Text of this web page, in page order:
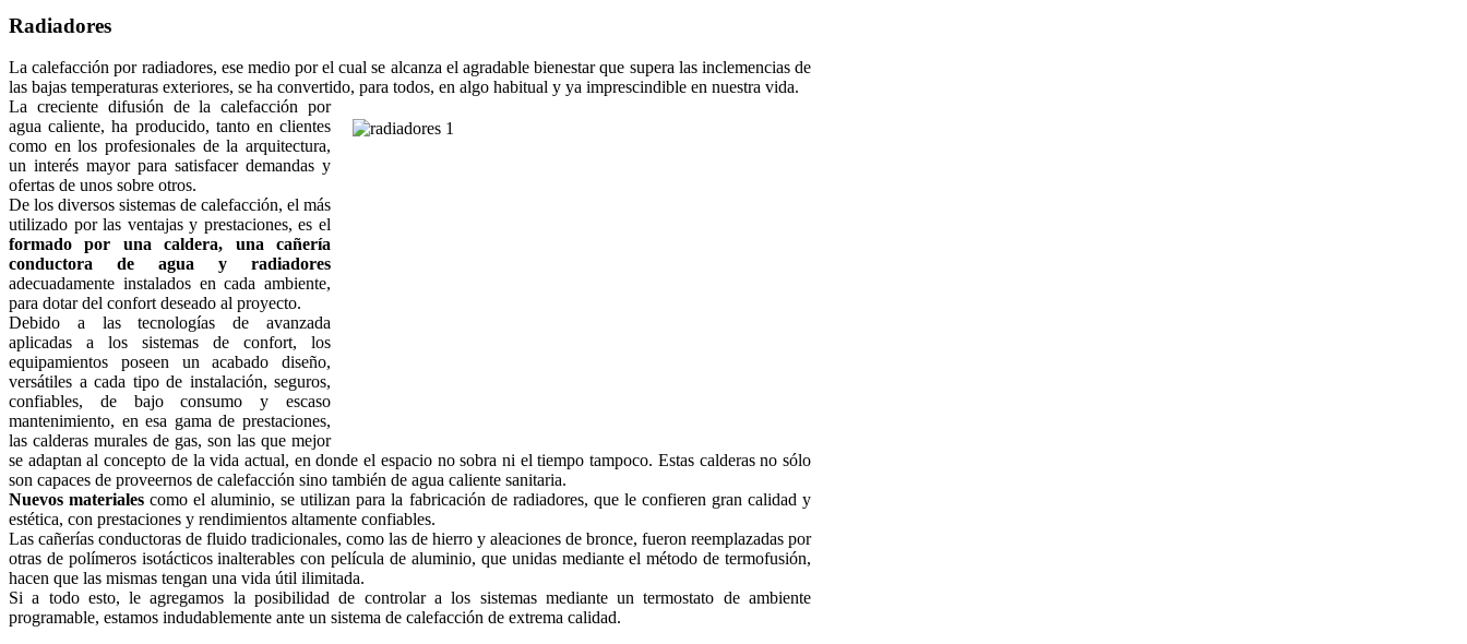
Radiadores
La calefacción por radiadores, ese medio por el cual se alcanza el agradable bienestar que supera las inclemencias de
las bajas temperaturas exteriores, se ha convertido, para todos, en algo habitual y ya imprescindible en nuestra vida.
La creciente difusión de la calefacción por
agua caliente, ha producido, tanto en clientes
como en los profesionales de la arquitectura,
un interés mayor para satisfacer demandas y
ofertas de unos sobre otros.
De los diversos sistemas de calefacción, el más
utilizado por las ventajas y prestaciones, es el
formado por una caldera, una cañería
conductora de agua y radiadores
adecuadamente instalados en cada ambiente,
para dotar del confort deseado al proyecto.
Debido a las tecnologías de avanzada
aplicadas a los sistemas de confort, los
equipamientos poseen un acabado diseño,
versátiles a cada tipo de instalación, seguros,
confiables, de bajo consumo y escaso
mantenimiento, en esa gama de prestaciones,
las calderas murales de gas, son las que mejor
se adaptan al concepto de la vida actual, en donde el espacio no sobra ni el tiempo tampoco. Estas calderas no sólo
son capaces de proveernos de calefacción sino también de agua caliente sanitaria.
Nuevos materiales como el aluminio, se utilizan para la fabricación de radiadores, que le confieren gran calidad y
estética, con prestaciones y rendimientos altamente confiables.
Las cañerías conductoras de fluido tradicionales, como las de hierro y aleaciones de bronce, fueron reemplazadas por
otras de polímeros isotácticos inalterables con película de aluminio, que unidas mediante el método de termofusión,
hacen que las mismas tengan una vida útil ilimitada.
Si a todo esto, le agregamos la posibilidad de controlar a los sistemas mediante un termostato de ambiente
programable, estamos indudablemente ante un sistema de calefacción de extrema calidad.